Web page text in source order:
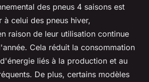
des pneus 4 saisons est
à celui des pneus hiver,
raison de leur utilisation continue
Cela réduit la consommation
liés à la production et au
De plus, certains modèles